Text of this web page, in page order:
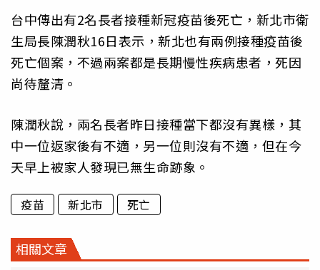
台中傳出有2名長者接種新冠疫苗後死亡，新北市衛
生局長陳潤秋16日表示，新北也有兩例接種疫苗後
死亡個案，不過兩案都是長期慢性疾病患者，死因
尚待釐清。
陳潤秋說，兩名長者昨日接種當下都沒有異樣，其
中一位返家後有不適，另一位則沒有不適，但在今
天早上被家人發現已無生命跡象。
疫苗 新北市 死亡
相關文章